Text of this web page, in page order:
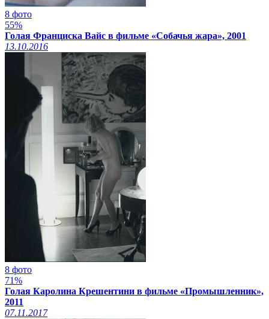
8 фото
55%
Голая Франциска Вайс в фильме «Собачья жара», 2001
13.10.2016
8 фото
71%
Голая Каролина Крешентини в фильме «Промышленник»,
2011
07.11.2017